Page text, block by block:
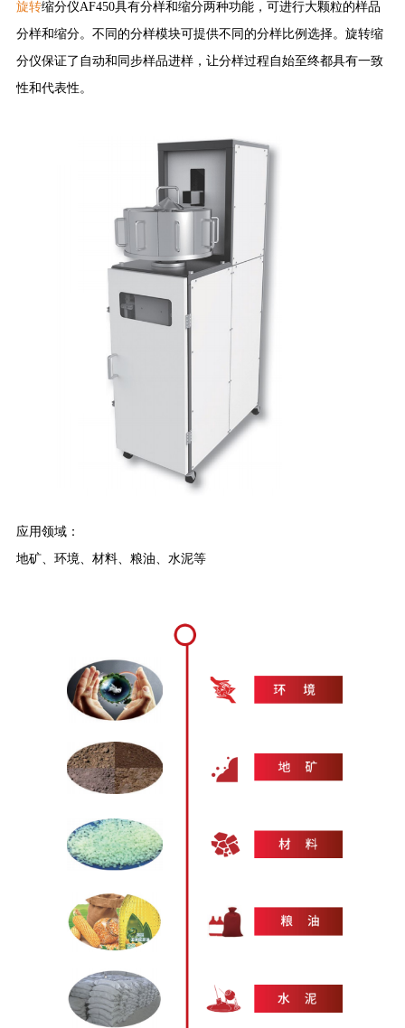
旋转缩分仪AF450具有分样和缩分两种功能，可进行大颗粒的样品
分样和缩分。不同的分样模块可提供不同的分样比例选择。旋转缩
分仪保证了自动和同步样品进样，让分样过程自始至终都具有一致
性和代表性。
应用领域：
地矿、环境、材料、粮油、水泥等